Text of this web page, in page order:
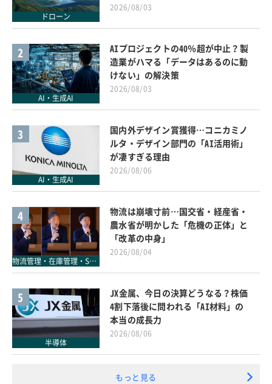
ドローン
2026/08/03
2
AI・生成AI
AIプロジェクトの40％超が中止？製
造業がハマる「データはあるのに動
けない」の解決策
2026/08/03
3
AI・生成AI
国内外デザイン賞獲得…コニカミノ
ルタ・デザイン部門の「AI活用術」
が凄すぎる理由
2026/08/06
4
物流管理・在庫管理・SCM
物流は崩壊寸前…国交省・経産省・
農水省が明かした「危機の正体」と
「改革の中身」
2026/08/04
5
半導体
JX金属、今日の決算どうなる？株価
4割下落後に問われる「AI材料」の
本当の成長力
2026/08/06
もっと見る